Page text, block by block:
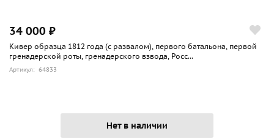
34 000 ₽
Кивер образца 1812 года (с развалом), первого батальона, первой
гренадерской роты, гренадерского взвода, Росс...
Артикул: 64833
Нет в наличии